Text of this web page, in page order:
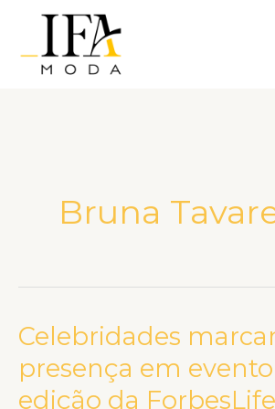
Bruna
Celebridades
presença em evento
edição da
Celebridades
presença
em